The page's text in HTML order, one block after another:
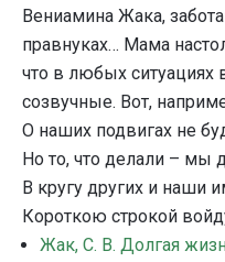
Вениамина Жака,
правнуках… Мама
что в любых ситуациях
созвучные. Вот,
О наших подвигах не
Но то, что делали – мы
В кругу других и наши
Короткою строкой
Жак, С. В. Долгая